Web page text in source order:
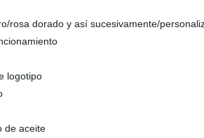
rosa dorado y así sucesivamente/
logotipo
de aceite